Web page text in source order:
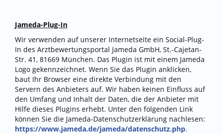
Jameda-Plug-In
Wir verwenden auf unserer Internetseite ein Social-Plug-
In des Arztbewertungsportal Jameda GmbH, St.-Cajetan-
Str. 41, 81669 München. Das Plugin ist mit einem Jameda
Logo gekennzeichnet. Wenn Sie das Plugin anklicken,
baut Ihr Browser eine direkte Verbindung mit den
Servern des Anbieters auf. Wir haben keinen Einfluss auf
den Umfang und Inhalt der Daten, die der Anbieter mit
Hilfe dieses Plugins erhebt. Unter den folgenden Link
können Sie die Jameda-Datenschutzerklärung nachlesen:
https://www.jameda.de/jameda/datenschutz.php.